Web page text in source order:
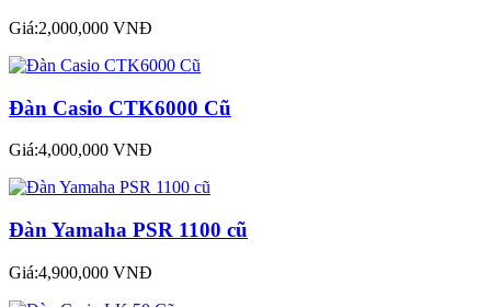
Giá:2,000,000 VNĐ
Đàn Casio CTK6000 Cũ
Giá:4,000,000 VNĐ
Đàn Yamaha PSR 1100 cũ
Giá:4,900,000 VNĐ